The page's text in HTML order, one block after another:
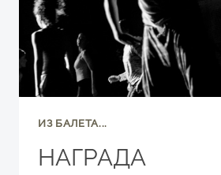
ИЗ БАЛЕТА...
НАГРАДА